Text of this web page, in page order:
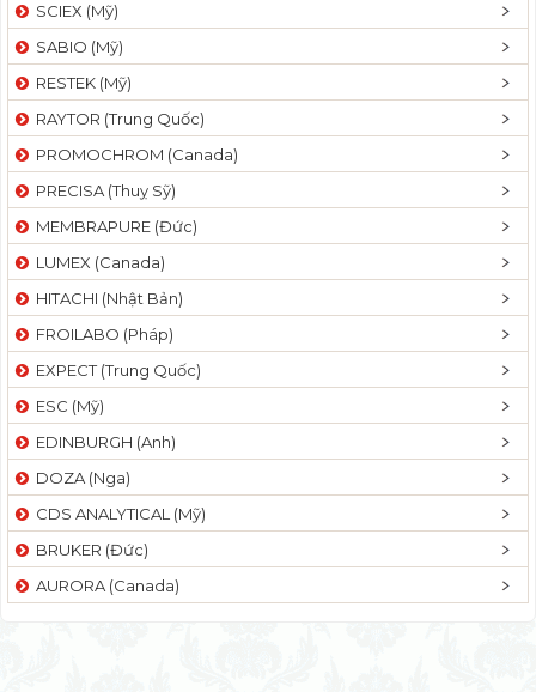
SCIEX (Mỹ)
SABIO (Mỹ)
RESTEK (Mỹ)
RAYTOR (Trung Quốc)
PROMOCHROM (Canada)
PRECISA (Thuỵ Sỹ)
MEMBRAPURE (Đức)
LUMEX (Canada)
HITACHI (Nhật Bản)
FROILABO (Pháp)
EXPECT (Trung Quốc)
ESC (Mỹ)
EDINBURGH (Anh)
DOZA (Nga)
CDS ANALYTICAL (Mỹ)
BRUKER (Đức)
AURORA (Canada)